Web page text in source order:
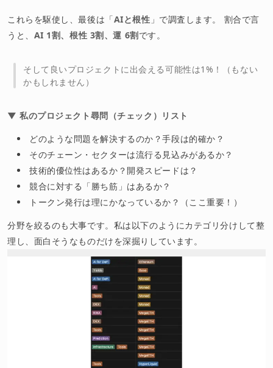
これらを駆使し、最後は「AIと根性 」で調査します。 割合で言
うと、 AI 1割、根性 3割、運 6割です。
そして良いプロジェクトに出会える可能性は1%！（もない
かもしれません）
▼ 私のプロジェクト尋問（チェック）リスト
どのような問題を解決するのか？手段は的確か？
そのチェーン・セクターは流行る見込みがあるか？
技術的優位性はあるか？開発スピードは？
競合に対する「勝ち筋」はあるか？
トークン発行は理にかなっているか？（ここ重要！）
分野を絞るのも大事です。私は以下のようにカテゴリ分けして整
理し、面白そうなものだけを深掘りしています。